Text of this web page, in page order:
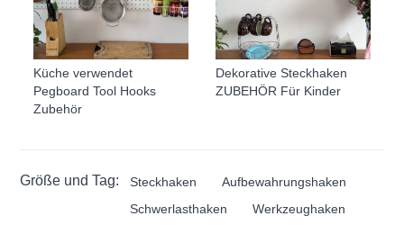
Küche verwendet
Pegboard Tool Hooks
Zubehör
Dekorative Steckhaken
ZUBEHÖR Für Kinder
Größe und Tag: Steckhaken
Aufbewahrungshaken
Schwerlasthaken
Werkzeughaken